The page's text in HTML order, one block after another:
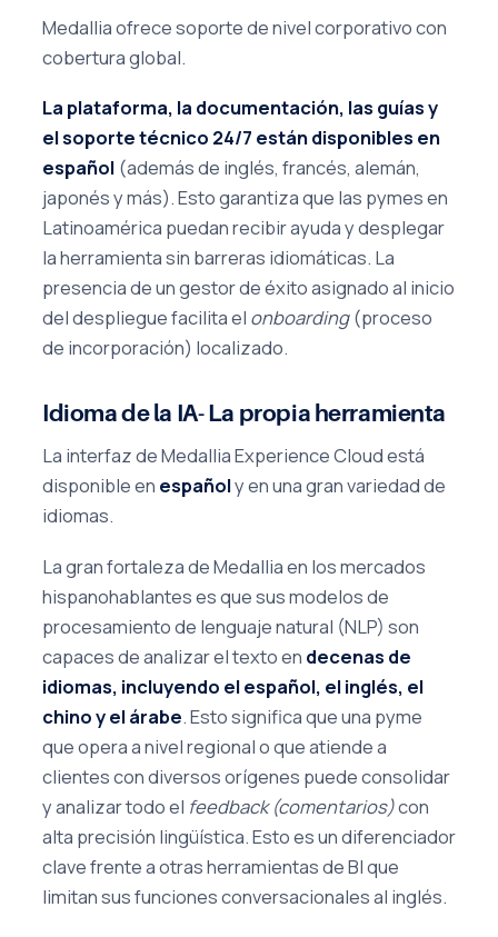
Medallia ofrece soporte de nivel corporativo con
cobertura global.
La plataforma, la documentación, las guías y
el soporte técnico 24/7 están disponibles en
español (además de inglés, francés, alemán,
japonés y más). Esto garantiza que las pymes en
Latinoamérica puedan recibir ayuda y desplegar
la herramienta sin barreras idiomáticas. La
presencia de un gestor de éxito asignado al inicio
del despliegue facilita el onboarding(proceso
de incorporación) localizado.
Idioma de la IA- La propia herramienta
La interfaz de Medallia Experience Cloud está
disponible en españoly en una gran variedad de
idiomas.
La gran fortaleza de Medallia en los mercados
hispanohablantes es que sus modelos de
procesamiento de lenguaje natural (NLP) son
capaces de analizar el texto en decenas de
idiomas, incluyendo el español, el inglés, el
chino y el árabe. Esto significa que una pyme
que opera a nivel regional o que atiende a
clientes con diversos orígenes puede consolidar
y analizar todo el feedback (comentarios)con
alta precisión lingüística. Esto es un diferenciador
clave frente a otras herramientas de BI que
limitan sus funciones conversacionales al inglés.